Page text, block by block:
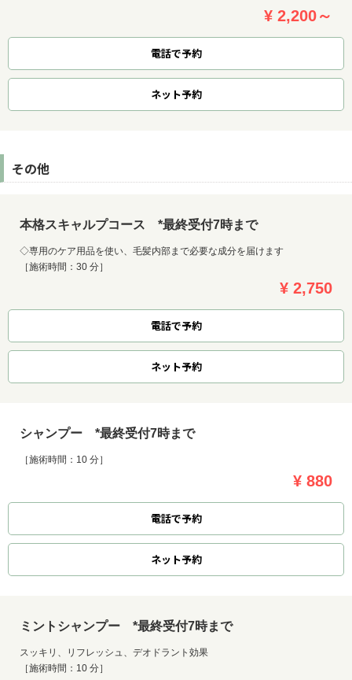
¥ 2,200～
電話で予約
ネット予約
その他
本格スキャルプコース *最終受付7時まで
◇専用のケア用品を使い、毛髪内部まで必要な成分を届けます
［施術時間：30 分］
¥ 2,750
電話で予約
ネット予約
シャンプー *最終受付7時まで
［施術時間：10 分］
¥ 880
電話で予約
ネット予約
ミントシャンプー *最終受付7時まで
スッキリ、リフレッシュ、デオドラント効果
［施術時間：10 分］